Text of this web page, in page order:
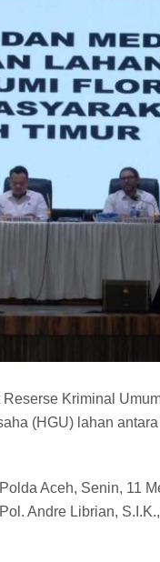
Kriminal
(HGU) lahan
Aceh, Senin, 11
Andre Librian,